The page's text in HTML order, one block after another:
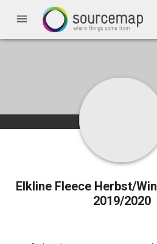
menu
Elkline Fleece Herbst/
2019/2020